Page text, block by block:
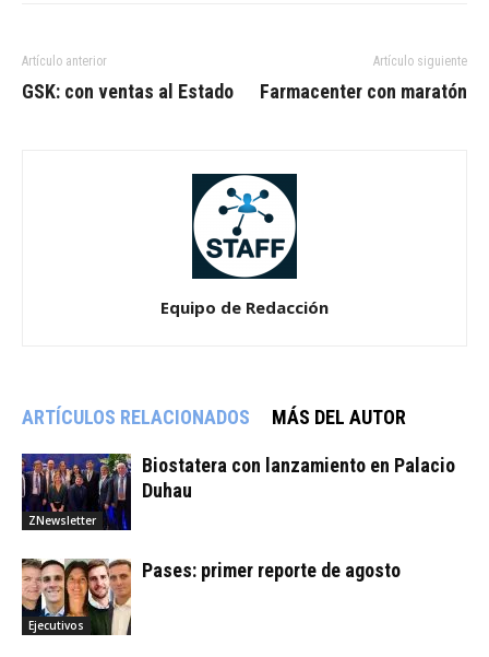
Artículo anterior
GSK: con ventas al Estado
Artículo siguiente
Farmacenter con maratón
Equipo de Redacción
ARTÍCULOS RELACIONADOS MÁS DEL AUTOR
ZNewsletter
Biostatera con lanzamiento en Palacio
Duhau
Ejecutivos
Pases: primer reporte de agosto